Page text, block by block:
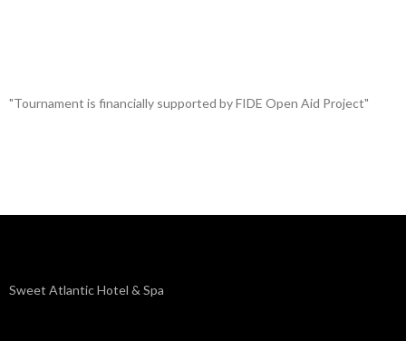
"Tournament is financially supported by FIDE Open Aid Project"
Sweet Atlantic Hotel & Spa